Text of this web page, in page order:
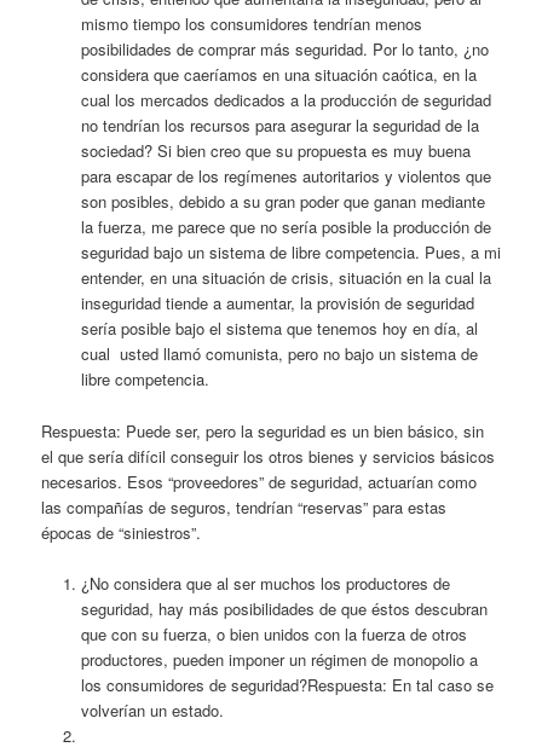
mismo tiempo los consumidores tendrían menos
posibilidades de comprar más seguridad. Por lo tanto, ¿no
considera que caeríamos en una situación caótica, en la
cual los mercados dedicados a la producción de seguridad
no tendrían los recursos para asegurar la seguridad de la
sociedad? Si bien creo que su propuesta es muy buena
para escapar de los regímenes autoritarios y violentos que
son posibles, debido a su gran poder que ganan mediante
la fuerza, me parece que no sería posible la producción de
seguridad bajo un sistema de libre competencia. Pues, a mi
entender, en una situación de crisis, situación en la cual la
inseguridad tiende a aumentar, la provisión de seguridad
sería posible bajo el sistema que tenemos hoy en día, al
cual usted llamó comunista, pero no bajo un sistema de
libre competencia.
Respuesta: Puede ser, pero la seguridad es un bien básico, sin
el que sería difícil conseguir los otros bienes y servicios básicos
necesarios. Esos “proveedores” de seguridad, actuarían como
las compañías de seguros, tendrían “reservas” para estas
épocas de “siniestros”.
¿No considera que al ser muchos los productores de
seguridad, hay más posibilidades de que éstos descubran
que con su fuerza, o bien unidos con la fuerza de otros
productores, pueden imponer un régimen de monopolio a
los consumidores de seguridad?Respuesta: En tal caso se
volverían un estado.